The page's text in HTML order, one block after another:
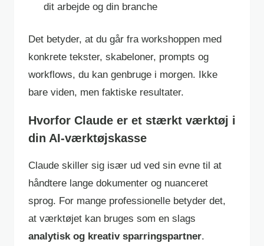
dit arbejde og din branche
Det betyder, at du går fra workshoppen med
konkrete tekster, skabeloner, prompts og
workflows, du kan genbruge i morgen. Ikke
bare viden, men faktiske resultater.
Hvorfor Claude er et stærkt værktøj i
din AI-værktøjskasse
Claude skiller sig især ud ved sin evne til at
håndtere lange dokumenter og nuanceret
sprog. For mange professionelle betyder det,
at værktøjet kan bruges som en slags
analytisk og kreativ sparringspartner.